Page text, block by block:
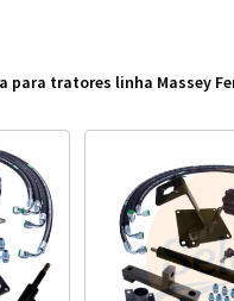
tratores linha Massey